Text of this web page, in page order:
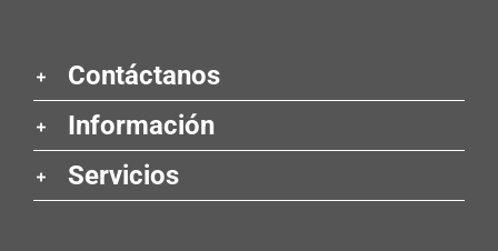
Contáctanos
Información
Servicios